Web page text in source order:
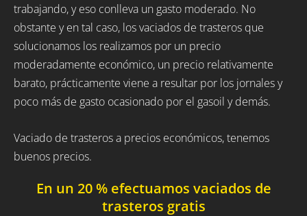
trabajando, y eso conlleva un gasto moderado. No
obstante y en tal caso, los vaciados de trasteros que
solucionamos los realizamos por un precio
moderadamente económico, un precio relativamente
barato, prácticamente viene a resultar por los jornales y
poco más de gasto ocasionado por el gasoil y demás.
Vaciado de trasteros a precios económicos, tenemos
buenos precios.
En un 20 % efectuamos vaciados de
trasteros gratis